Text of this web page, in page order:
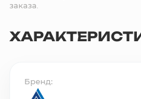
заказа.
Бренд